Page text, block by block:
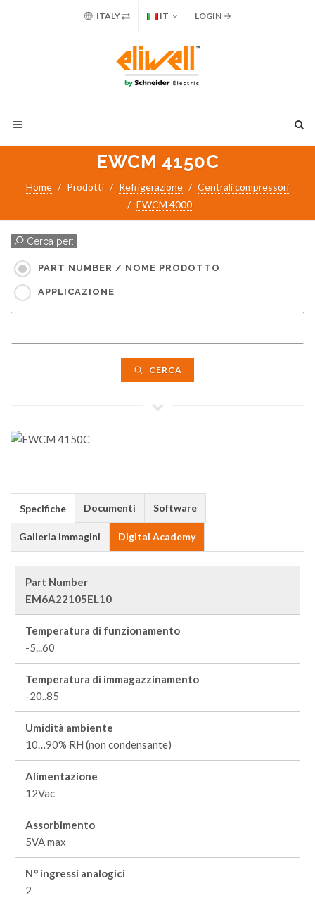
ITALY IT LOGIN
EWCM 4150C
Home Prodotti Refrigerazione
Centrali compressori
EWCM 4000
Cerca per:
PART NUMBER / NOME PRODOTTO
APPLICAZIONE
CERCA
Specifiche Documenti Software
Galleria immagini Digital Academy
Part Number
EM6A22105EL10
Temperatura di funzionamento
-5...60
Temperatura di immagazzinamento
-20..85
Umidità ambiente
10…90% RH (non condensante)
Alimentazione
12Vac
Assorbimento
5VA max
N° ingressi analogici
2